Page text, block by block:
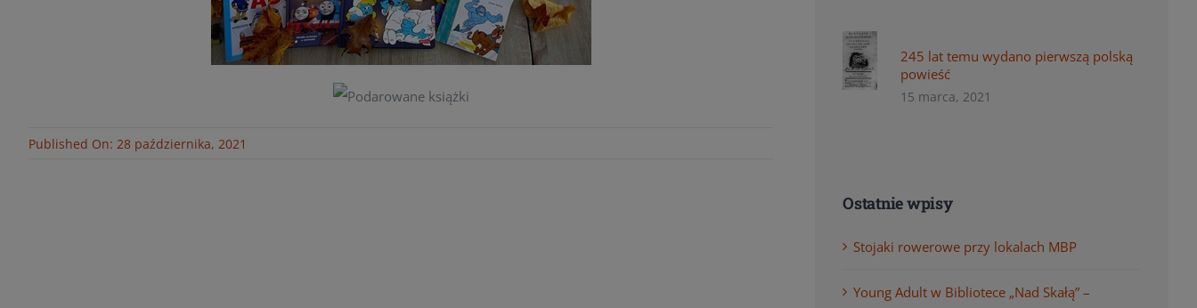
Published On: 28 października, 2021
245 lat temu wydano pierwszą polską
powieść
15 marca, 2021
Ostatnie wpisy
Stojaki rowerowe przy lokalach MBP
Young Adult w Bibliotece „Nad Skałą” –